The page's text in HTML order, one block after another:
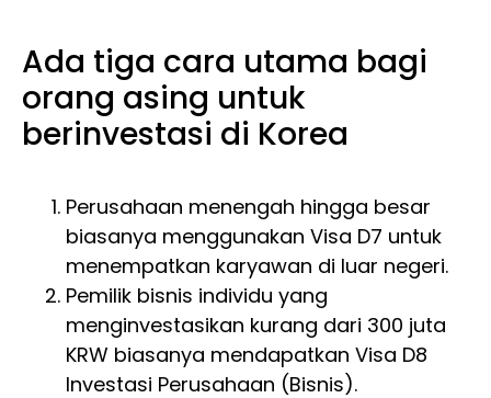
Ada tiga cara utama bagi
orang asing untuk
berinvestasi di Korea
Perusahaan menengah hingga besar
biasanya menggunakan Visa D7 untuk
menempatkan karyawan di luar negeri.
Pemilik bisnis individu yang
menginvestasikan kurang dari 300 juta
KRW biasanya mendapatkan Visa D8
Investasi Perusahaan (Bisnis).